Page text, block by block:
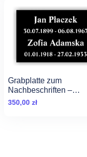
Grabplatte zum
Nachbeschriften –
Grabtafel ohne
350,00 zł